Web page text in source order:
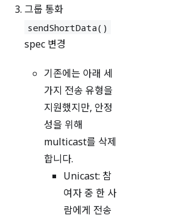
그룹 통화
sendShortData()
spec 변경
기존에는 아래 세
가지 전송 유형을
지원했지만, 안정
성을 위해
multicast를 삭제
합니다.
Unicast: 참
여자 중 한 사
람에게 전송